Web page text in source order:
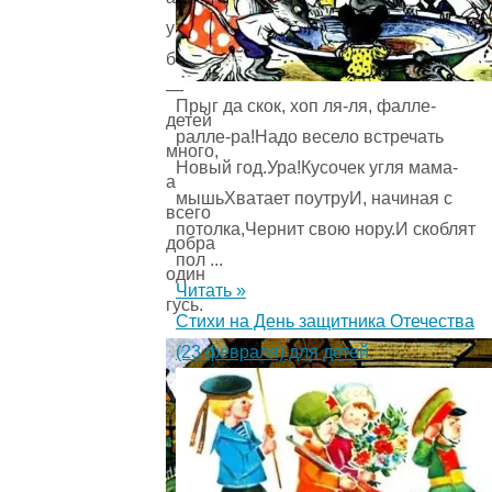
у
бедного
—
детей
много,
а
всего
добра
один
гусь.
Прыг да скок, хоп ля-ля, фалле-
ралле-ра!Надо весело встречать
Новый год.Ура!Кусочек угля мама-
мышьХватает поутруИ, начиная с
потолка,Чернит свою нору.И скоблят
пол ...
Читать »
Стихи на День защитника Отечества
(23 февраля) для детей.